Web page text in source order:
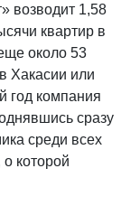
возводит 1,58
квартир в
около 53
Хакасии или
год компания
сразу
среди всех
которой